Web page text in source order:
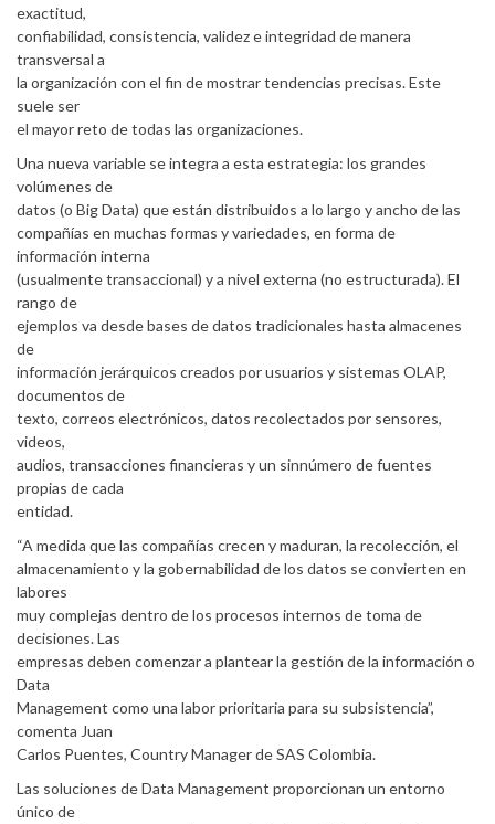
exactitud,
confiabilidad, consistencia, validez e integridad de manera
transversal a
la organización con el fin de mostrar tendencias precisas. Este
suele ser
el mayor reto de todas las organizaciones.
Una nueva variable se integra a esta estrategia: los grandes
volúmenes de
datos (o Big Data) que están distribuidos a lo largo y ancho de las
compañías en muchas formas y variedades, en forma de
información interna
(usualmente transaccional) y a nivel externa (no estructurada). El
rango de
ejemplos va desde bases de datos tradicionales hasta almacenes
de
información jerárquicos creados por usuarios y sistemas OLAP,
documentos de
texto, correos electrónicos, datos recolectados por sensores,
videos,
audios, transacciones financieras y un sinnúmero de fuentes
propias de cada
entidad.
“A medida que las compañías crecen y maduran, la recolección, el
almacenamiento y la gobernabilidad de los datos se convierten en
labores
muy complejas dentro de los procesos internos de toma de
decisiones. Las
empresas deben comenzar a plantear la gestión de la información o
Data
Management como una labor prioritaria para su subsistencia”,
comenta Juan
Carlos Puentes, Country Manager de SAS Colombia.
Las soluciones de Data Management proporcionan un entorno
único de